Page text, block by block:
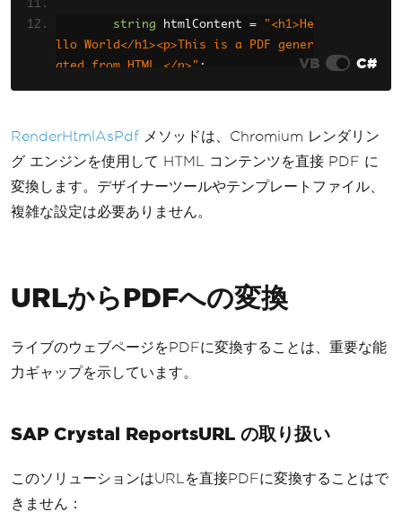
string htmlContent =
"<h1>He
llo World</h1><p>This is a PDF gener
ated from HTML.</p>" ;
lAsPdf ( htmlContent
);
Console. WriteLine( "PDF creat
ed successfully!");
VB C#
RenderHtmlAsPdf メソッドは、Chromium レンダリン
グ エンジンを使用して HTML コンテンツを直接 PDF に
変換します。デザイナーツールやテンプレートファイル、
複雑な設定は必要ありません。
URLからPDFへの変換
ライブのウェブページをPDFに変換することは、重要な能
力ギャップを示しています。
SAP Crystal ReportsURL の取り扱い
このソリューションはURLを直接PDFに変換することはで
きません：